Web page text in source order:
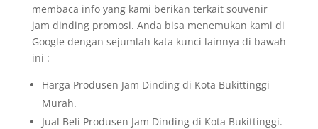
membaca info yang kami berikan terkait souvenir
jam dinding promosi. Anda bisa menemukan kami di
Google dengan sejumlah kata kunci lainnya di bawah
ini :
Harga Produsen Jam Dinding di Kota Bukittinggi
Murah.
Jual Beli Produsen Jam Dinding di Kota Bukittinggi.